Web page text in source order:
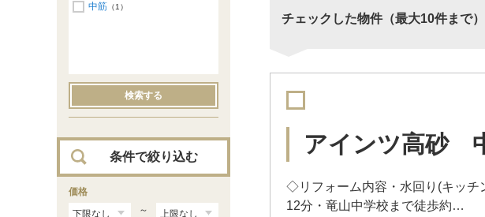
チェックした物件（最大10件まで
アインツ高砂
◇リフォーム内容・水回り(キッチ
12分・竜山中学校まで徒歩約…
中筋 （1）
検索する
条件で絞り込む
価格
～